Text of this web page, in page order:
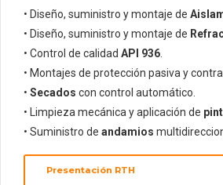
• Diseño, suministro y montaje de
• Diseño, suministro y montaje de
• Control de calidad API 936
• Montajes de protección pasiva y contra
• Secados con control automático.
• Limpieza mecánica y aplicación de
• Suministro de andamios
Presentación RTH